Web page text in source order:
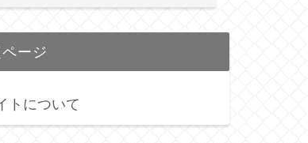
ージ
トについて